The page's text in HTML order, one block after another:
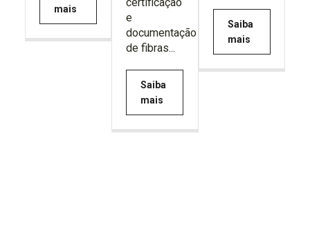
mais
e
documentação
de fibras...
Saiba
mais
Saiba
mais